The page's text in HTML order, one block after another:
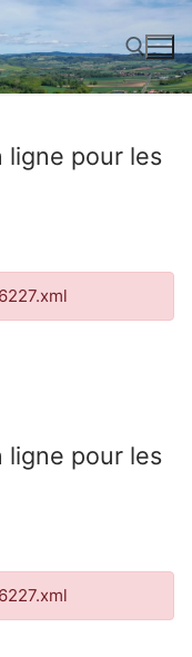
ligne pour les
ligne pour les